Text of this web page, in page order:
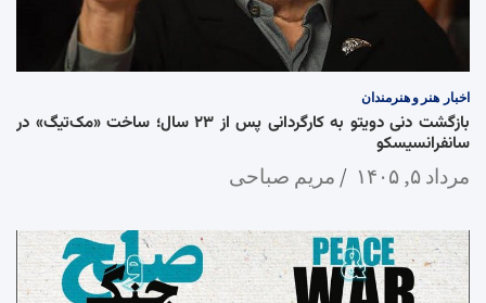
اخبار هنر و هنرمندان
بازگشت دنی دویتو به کارگردانی پس از ۲۳ سال؛ ساخت «مک‌تیگ» در
سانفرانسیسکو
مرداد ۵, ۱۴۰۵ مریم صباحی